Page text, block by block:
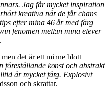
Jag får mycket inspiration
kreativa när de får chans
efter mina 46 år med färg
fenomen mellan mina elever
det är ett minne blott.
konst och abstrakt
är mycket färg. Explosivt
och skrattar.